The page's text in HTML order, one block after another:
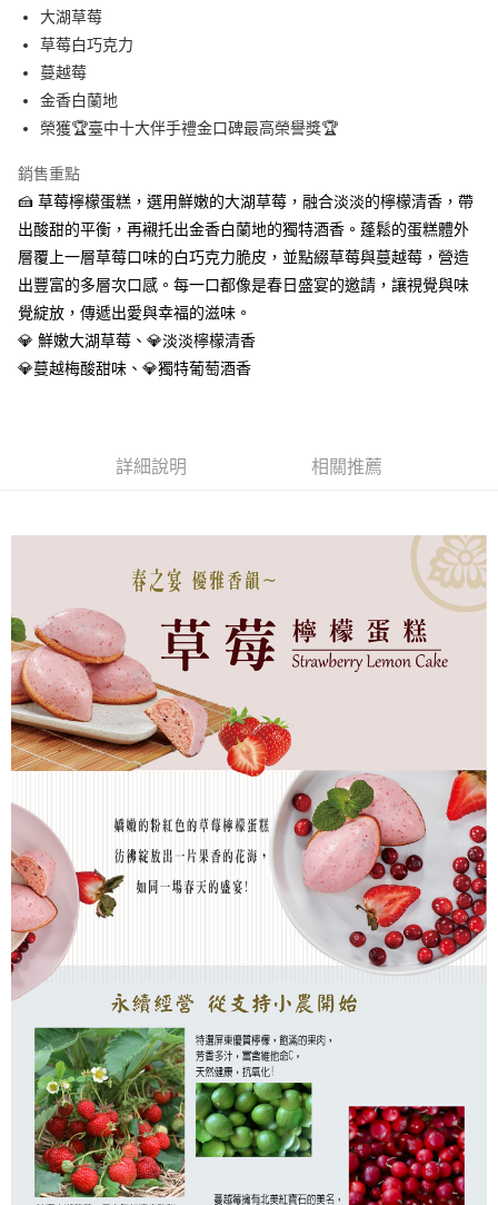
大湖草莓
草莓白巧克力
蔓越莓
金香白蘭地
榮獲🏆臺中十大伴手禮金口碑最高榮譽獎🏆
銷售重點
🍰 草莓檸檬蛋糕，選用鮮嫩的大湖草莓，融合淡淡的檸檬清香，帶
出酸甜的平衡，再襯托出金香白蘭地的獨特酒香。蓬鬆的蛋糕體外
層覆上一層草莓口味的白巧克力脆皮，並點綴草莓與蔓越莓，營造
出豐富的多層次口感。每一口都像是春日盛宴的邀請，讓視覺與味
覺綻放，傳遞出愛與幸福的滋味。
💎 鮮嫩大湖草莓、💎淡淡檸檬清香
💎蔓越梅酸甜味、💎獨特葡萄酒香
詳細說明 相關推薦